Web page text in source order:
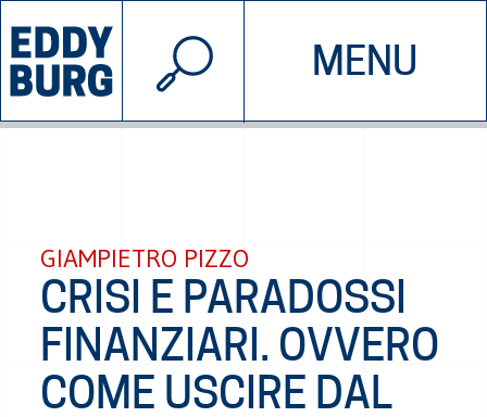
MENU
INIZIATIVE CHI SIAMO
© 2026 EDDYBURG
GIAMPIETRO PIZZO
CRISI E PARADOSSI
FINANZIARI. OVVERO
COME USCIRE DAL